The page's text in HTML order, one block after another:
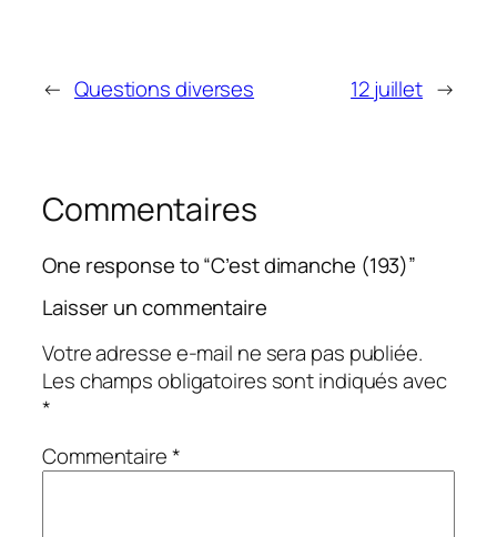
← Questions diverses 12 juillet →
Commentaires
One response to “C’est dimanche (193)”
Laisser un commentaire
Votre adresse e-mail ne sera pas publiée.
Les champs obligatoires sont indiqués avec
*
Commentaire*